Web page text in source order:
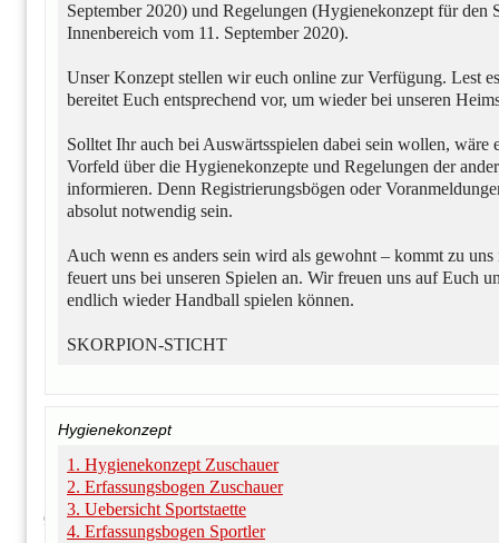
September 2020) und Regelungen (Hygienekonzept für den
Innenbereich vom 11. September 2020).
Unser Konzept stellen wir euch online zur Verfügung. Lest
bereitet Euch entsprechend vor, um wieder bei unseren
Solltet Ihr auch bei Auswärtsspielen dabei sein wollen, wäre
Vorfeld über die Hygienekonzepte und Regelungen der
informieren. Denn Registrierungsbögen oder
absolut notwendig sein.
Auch wenn es anders sein wird als gewohnt – kommt zu
feuert uns bei unseren Spielen an. Wir freuen uns auf Euch
endlich wieder Handball spielen können.
SKORPION-STICHT
Hygienekonzept
1. Hygienekonzept Zuschauer
2. Erfassungsbogen Zuschauer
3. Uebersicht Sportstaette
4. Erfassungsbogen Sportler